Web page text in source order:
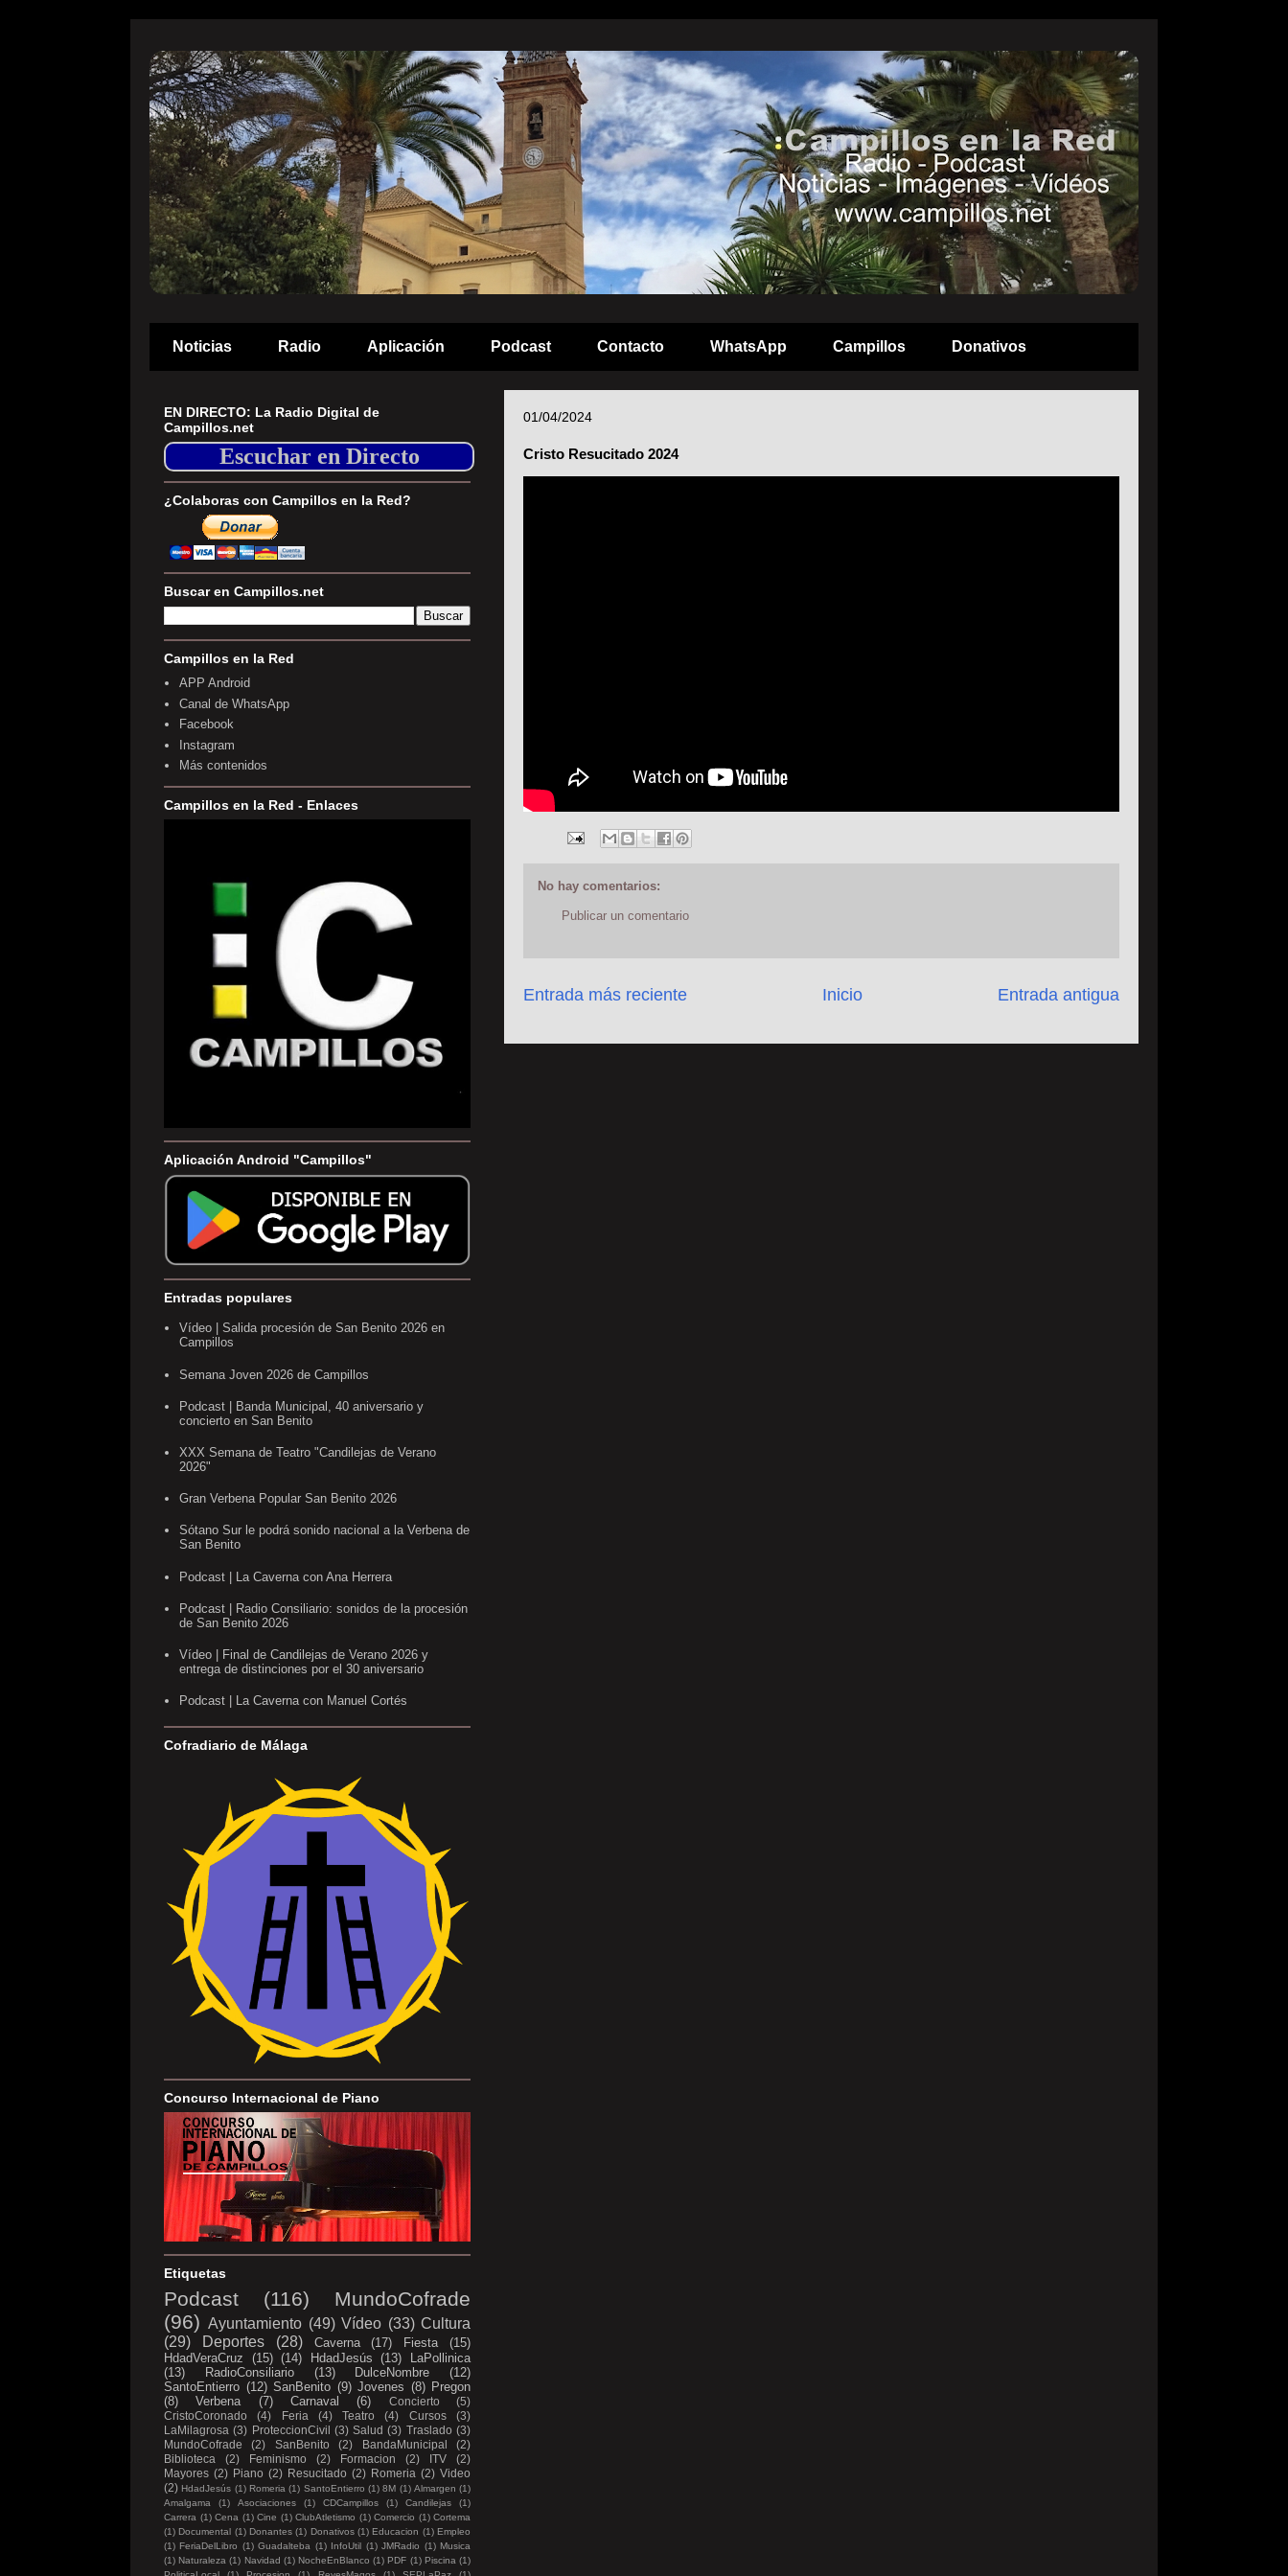
Noticias Radio Aplicación Podcast Contacto WhatsApp Campillos Donativos
01/04/2024
Cristo Resucitado 2024
No hay comentarios:
Publicar un comentario
Entrada más reciente Entrada antigua
Inicio
EN DIRECTO: La Radio Digital de
Campillos.net
Escuchar en Directo
¿Colaboras con Campillos en la Red?
Buscar en Campillos.net
Campillos en la Red
APP Android
Canal de WhatsApp
Facebook
Instagram
Más contenidos
Campillos en la Red - Enlaces
Aplicación Android "Campillos"
Entradas populares
Vídeo | Salida procesión de San Benito 2026 en
Campillos
Semana Joven 2026 de Campillos
Podcast | Banda Municipal, 40 aniversario y
concierto en San Benito
XXX Semana de Teatro "Candilejas de Verano
2026"
Gran Verbena Popular San Benito 2026
Sótano Sur le podrá sonido nacional a la Verbena de
San Benito
Podcast | La Caverna con Ana Herrera
Podcast | Radio Consiliario: sonidos de la procesión
de San Benito 2026
Vídeo | Final de Candilejas de Verano 2026 y
entrega de distinciones por el 30 aniversario
Podcast | La Caverna con Manuel Cortés
Cofradiario de Málaga
Concurso Internacional de Piano
Etiquetas
Podcast (116)
MundoCofrade
(96) Ayuntamiento (49) Vídeo (33) Cultura
(29)
Deportes (28) Caverna (17) Fiesta
(15)
HdadVeraCruz
(15) (14) HdadJesús (13)
LaPollinica
(13)
RadioConsiliario (13) DulceNombre
(12)
SantoEntierro (12) SanBenito (9) Jovenes (8) Pregon
(8)
Verbena (7) Carnaval (6) Concierto
(5)
CristoCoronado
(4) Feria (4) Teatro (4) Cursos
(3)
LaMilagrosa (3) ProteccionCivil (3) Salud (3) Traslado (3)
MundoCofrade
(2) SanBenito (2) BandaMunicipal
(2)
Biblioteca
(2) Feminismo (2) Formacion (2) ITV
(2)
Mayores (2) Piano (2) Resucitado (2) Romeria (2) Video
(2) HdadJesús (1) Romeria (1) SantoEntierro (1) 8M (1) Almargen (1)
Amalgama
(1) Asociaciones (1) CDCampillos (1) Candilejas
(1)
Carrera (1) Cena (1) Cine (1) ClubAtletismo (1) Comercio (1) Cortema
(1) Documental (1) Donantes (1) Donativos (1) Educacion (1) Empleo
(1) FeriaDelLibro (1) Guadalteba (1) InfoUtil (1) JMRadio (1) Musica
(1) Naturaleza (1) Navidad (1) NocheEnBlanco (1) PDF (1) Piscina (1)